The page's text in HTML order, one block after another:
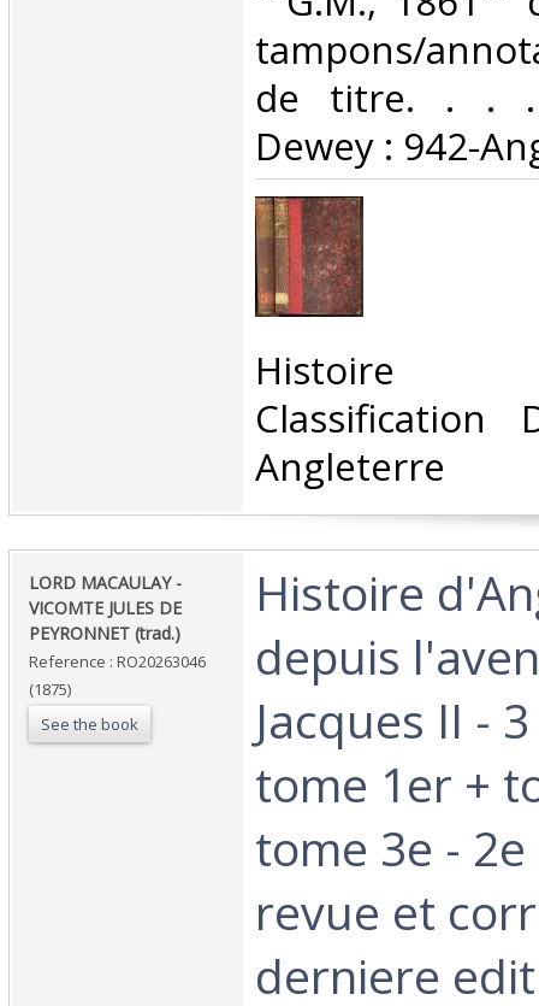
tampons/
de titre. . . .
Dewey : 942-
‎Histoire
Classification
Angleterre‎
‎LORD MACAULAY -
VICOMTE JULES DE
PEYRONNET (trad.)‎
Reference : RO20263046
(1875)
See the book
‎Histoire
depuis
Jacques II -
tome 1er +
tome 3e -
revue et
derniere